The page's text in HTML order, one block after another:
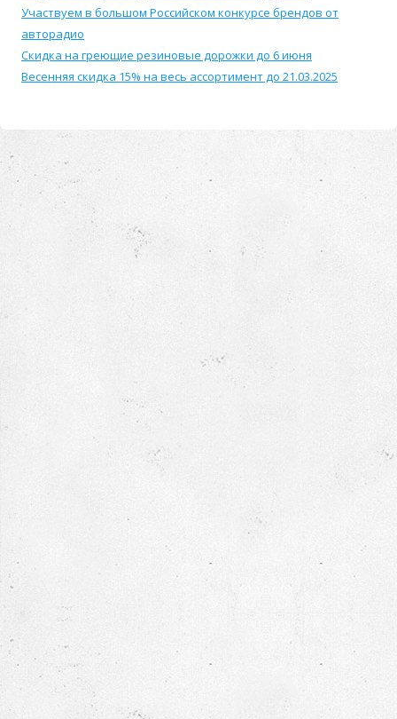
Участвуем в большом Российском конкурсе брендов от
авторадио
Скидка на греющие резиновые дорожки до 6 июня
Весенняя скидка 15% на весь ассортимент до 21.03.2025